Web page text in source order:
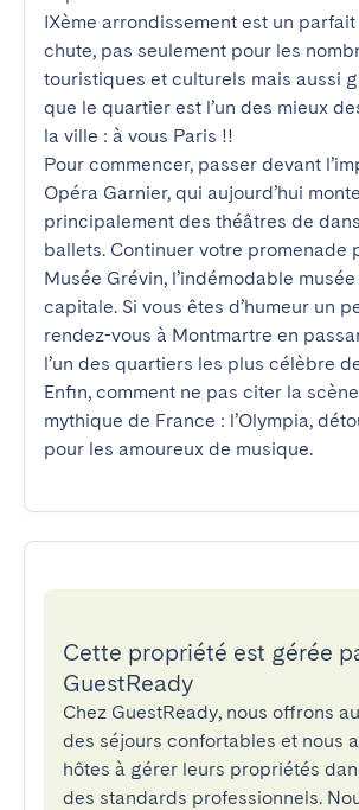
IXème arrondissement est un
chute, pas seulement pour les
touristiques et culturels mais aussi
que le quartier est l’un des mieux
la ville : à vous Paris !!
Pour commencer, passer devant
Opéra Garnier, qui aujourd’hui monte
principalement des théâtres de
ballets. Continuer votre promenade
Musée Grévin, l’indémodable
capitale. Si vous êtes d’humeur un
rendez-vous à Montmartre en
l’un des quartiers les plus célèbre
Enfin, comment ne pas citer la
mythique de France : l’Olympia,
pour les amoureux de musique.
Cette propriété est gérée
GuestReady
Chez GuestReady, nous offrons
des séjours confortables et nous
hôtes à gérer leurs propriétés
des standards professionnels.